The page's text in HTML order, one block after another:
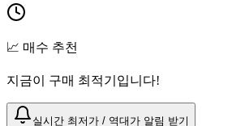
📈 매수 추천
지금이 구매 최적기입니다!
실시간 최저가 / 역대가 알림 받기